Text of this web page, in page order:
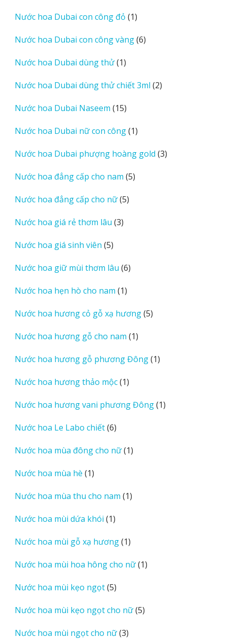
Nước hoa Dubai con công đỏ 11
phẩm
Nước hoa Dubai con công vàng 66
Nước hoa Dubai dùng thử 11
phẩm
Nước hoa Dubai dùng thử chiết 3ml 22
Nước hoa Dubai Naseem 1515
phẩm
Nước hoa Dubai nữ con công 11
phẩm
Nước hoa Dubai phượng hoàng gold 33
Nước hoa đẳng cấp cho nam 55
Nước hoa đẳng cấp cho nữ 55
Nước hoa giá rẻ thơm lâu 33
Nước hoa giá sinh viên 55
phẩm
Nước hoa giữ mùi thơm lâu 66
Nước hoa hẹn hò cho nam 11
phẩm
Nước hoa hương cỏ gỗ xạ hương 55
Nước hoa hương gỗ cho nam 11
phẩm
Nước hoa hương gỗ phương Đông 11
Nước hoa hương thảo mộc 11
phẩm
Nước hoa hương vani phương Đông 11
Nước hoa Le Labo chiết 66
phẩm
Nước hoa mùa đông cho nữ 11
Nước hoa mùa hè 11
phẩm
Nước hoa mùa thu cho nam 11
Nước hoa mùi dứa khói 11
phẩm
Nước hoa mùi gỗ xạ hương 11
phẩm
Nước hoa mùi hoa hông cho nữ 11
Nước hoa mùi kẹo ngọt 55
phẩm
Nước hoa mùi kẹo ngọt cho nữ 55
Nước hoa mùi ngọt cho nữ 33